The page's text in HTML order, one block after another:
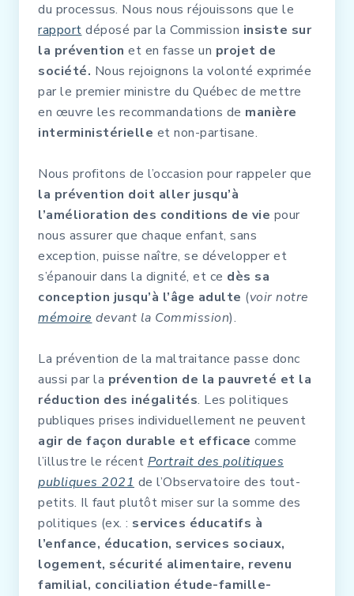
du processus. Nous nous réjouissons que le
rapport déposé par la Commission insiste sur
la prévention et en fasse un projet de
société. Nous rejoignons la volonté exprimée
par le premier ministre du Québec de mettre
en œuvre les recommandations de manière
interministérielle et non-partisane.
Nous profitons de l’occasion pour rappeler que
la prévention doit aller jusqu’à
l’amélioration des conditions de vie pour
nous assurer que chaque enfant, sans
exception, puisse naître, se développer et
s’épanouir dans la dignité, et ce dès sa
conception jusqu’à l’âge adulte (voir notre
mémoire devant la Commission).
La prévention de la maltraitance passe donc
aussi par la prévention de la pauvreté et la
réduction des inégalités. Les politiques
publiques prises individuellement ne peuvent
agir de façon durable et efficace comme
l’illustre le récent Portrait des politiques
publiques 2021 de l’Observatoire des tout-
petits. Il faut plutôt miser sur la somme des
politiques (ex. : services éducatifs à
l’enfance, éducation, services sociaux,
logement, sécurité alimentaire, revenu
familial, conciliation étude-famille-